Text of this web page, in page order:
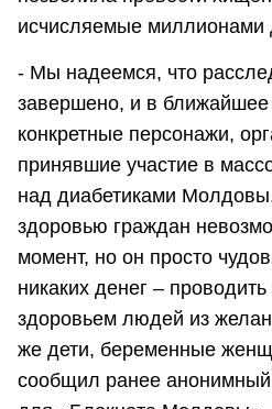
исчисляемые
- Мы надеемся, что
завершено, и в ближайшее
конкретные персонажи,
принявшие участие в
над диабетиками
здоровью граждан
момент, но он просто
никаких денег –
здоровьем людей из
же дети, беременные
сообщил ранее анонимный